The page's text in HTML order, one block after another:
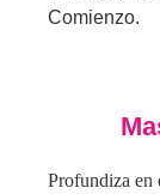
Comienzo.
Profundiza en